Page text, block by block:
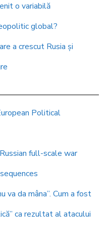
o variabilă
global?
a crescut Rusia și
Political
full-scale war
va da mâna”. Cum a fost
ca rezultat al atacului